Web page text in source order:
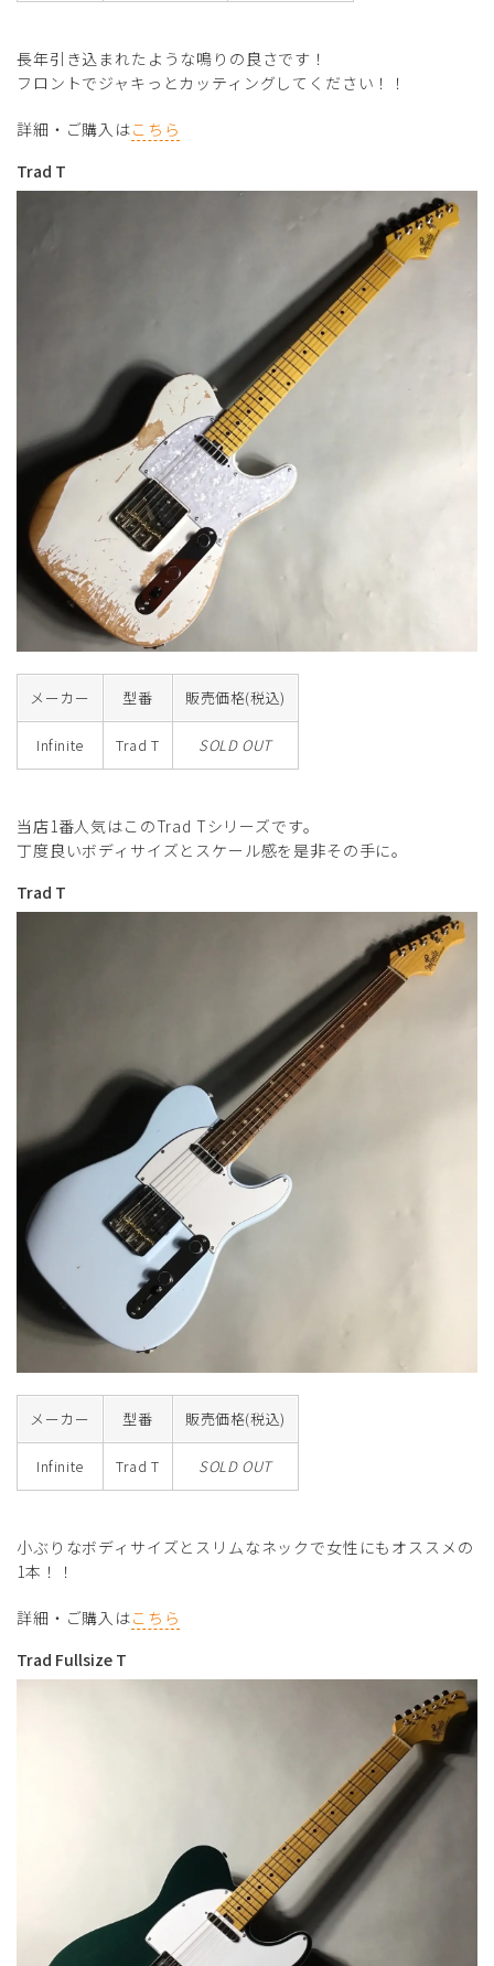
長年引き込まれたような鳴りの良さです！
フロントでジャキっとカッティングしてください！！
詳細・ご購入はこちら
Trad T
メーカー 型番 販売価格(税込)
Infinite Trad T SOLD OUT
当店1番人気はこのTrad Tシリーズです。
丁度良いボディサイズとスケール感を是非その手に。
Trad T
メーカー 型番 販売価格(税込)
Infinite Trad T SOLD OUT
小ぶりなボディサイズとスリムなネックで女性にもオススメの
1本！！
詳細・ご購入はこちら
Trad Fullsize T